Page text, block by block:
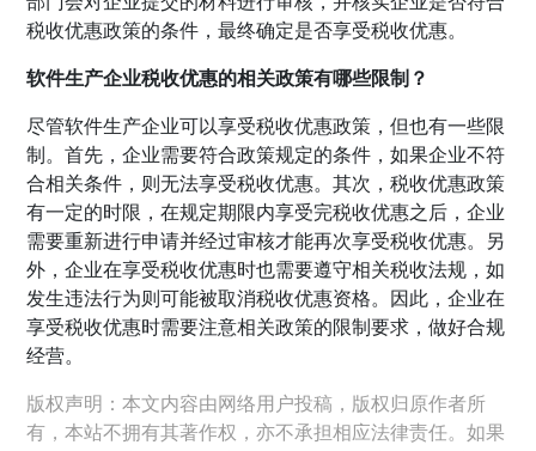
税收优惠政策的条件，最终确定是否享受税收优惠。
软件生产企业税收优惠的相关政策有哪些限制？
尽管软件生产企业可以享受税收优惠政策，但也有一些限
制。首先，企业需要符合政策规定的条件，如果企业不符
合相关条件，则无法享受税收优惠。其次，税收优惠政策
有一定的时限，在规定期限内享受完税收优惠之后，企业
需要重新进行申请并经过审核才能再次享受税收优惠。另
外，企业在享受税收优惠时也需要遵守相关税收法规，如
发生违法行为则可能被取消税收优惠资格。因此，企业在
享受税收优惠时需要注意相关政策的限制要求，做好合规
经营。
版权声明：本文内容由网络用户投稿，版权归原作者所
有，本站不拥有其著作权，亦不承担相应法律责任。如果